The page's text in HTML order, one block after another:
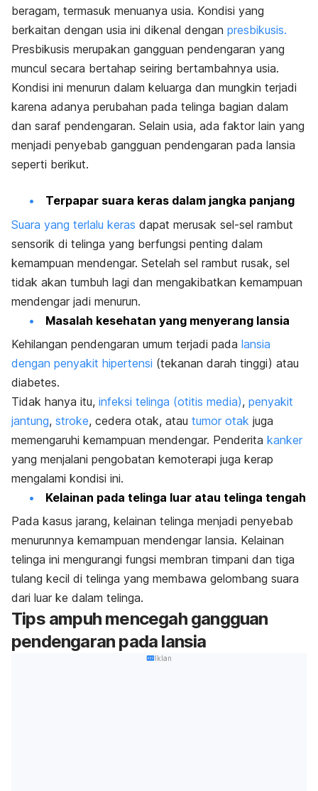
beragam, termasuk menuanya usia. Kondisi yang
berkaitan dengan usia ini dikenal dengan presbikusis.
Presbikusis merupakan gangguan pendengaran yang
muncul secara bertahap seiring bertambahnya usia.
Kondisi ini menurun dalam keluarga dan mungkin terjadi
karena adanya perubahan pada telinga bagian dalam
dan saraf pendengaran. Selain usia, ada faktor lain yang
menjadi penyebab gangguan pendengaran pada lansia
seperti berikut.
Terpapar suara keras dalam jangka panjang
Suara yang terlalu keras dapat merusak sel-sel rambut
sensorik di telinga yang berfungsi penting dalam
kemampuan mendengar. Setelah sel rambut rusak, sel
tidak akan tumbuh lagi dan mengakibatkan kemampuan
mendengar jadi menurun.
Masalah kesehatan yang menyerang lansia
Kehilangan pendengaran umum terjadi pada lansia
dengan penyakit hipertensi (tekanan darah tinggi) atau
diabetes.
Tidak hanya itu, infeksi telinga (otitis media), penyakit
jantung, stroke, cedera otak, atau tumor otak juga
memengaruhi kemampuan mendengar. Penderita kanker
yang menjalani pengobatan kemoterapi juga kerap
mengalami kondisi ini.
Kelainan pada telinga luar atau telinga tengah
Pada kasus jarang, kelainan telinga menjadi penyebab
menurunnya kemampuan mendengar lansia. Kelainan
telinga ini mengurangi fungsi membran timpani dan tiga
tulang kecil di telinga yang membawa gelombang suara
dari luar ke dalam telinga.
Tips ampuh mencegah gangguan
pendengaran pada lansia
Iklan